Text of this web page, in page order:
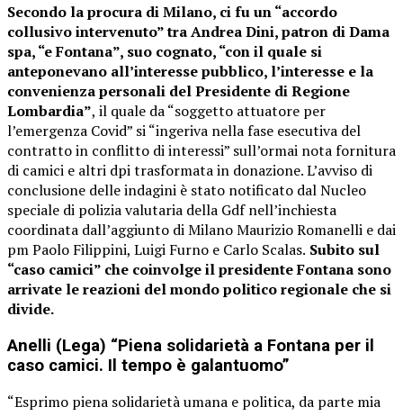
Secondo la procura di Milano, ci fu un “accordo
collusivo intervenuto” tra Andrea Dini, patron di Dama
spa, “e Fontana”, suo cognato, “con il quale si
anteponevano all’interesse pubblico, l’interesse e la
convenienza personali del Presidente di Regione
Lombardia”, il quale da “soggetto attuatore per
l’emergenza Covid” si “ingeriva nella fase esecutiva del
contratto in conflitto di interessi” sull’ormai nota fornitura
di camici e altri dpi trasformata in donazione. L’avviso di
conclusione delle indagini è stato notificato dal Nucleo
speciale di polizia valutaria della Gdf nell’inchiesta
coordinata dall’aggiunto di Milano Maurizio Romanelli e dai
pm Paolo Filippini, Luigi Furno e Carlo Scalas. Subito sul
“caso camici” che coinvolge il presidente Fontana sono
arrivate le reazioni del mondo politico regionale che si
divide.
Anelli (Lega) “Piena solidarietà a Fontana per il
caso camici. Il tempo è galantuomo”
“Esprimo piena solidarietà umana e politica, da parte mia